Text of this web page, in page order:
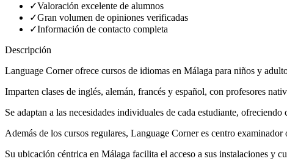
✓Valoración excelente de alumnos
✓Gran volumen de opiniones verificadas
✓Información de contacto completa
Descripción
Language Corner ofrece cursos de idiomas en Málaga para niños y
Imparten clases de inglés, alemán, francés y español, con profesores
Se adaptan a las necesidades individuales de cada estudiante,
Además de los cursos regulares, Language Corner es centro
Su ubicación céntrica en Málaga facilita el acceso a sus instalaciones y